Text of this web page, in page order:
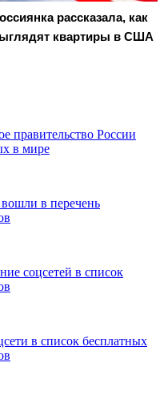
рассказала, как
квартиры в США
правительство России
в мире
в перечень
соцсетей в список
в список бесплатных